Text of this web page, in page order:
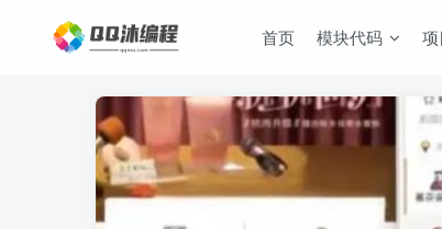
首页 模块代码